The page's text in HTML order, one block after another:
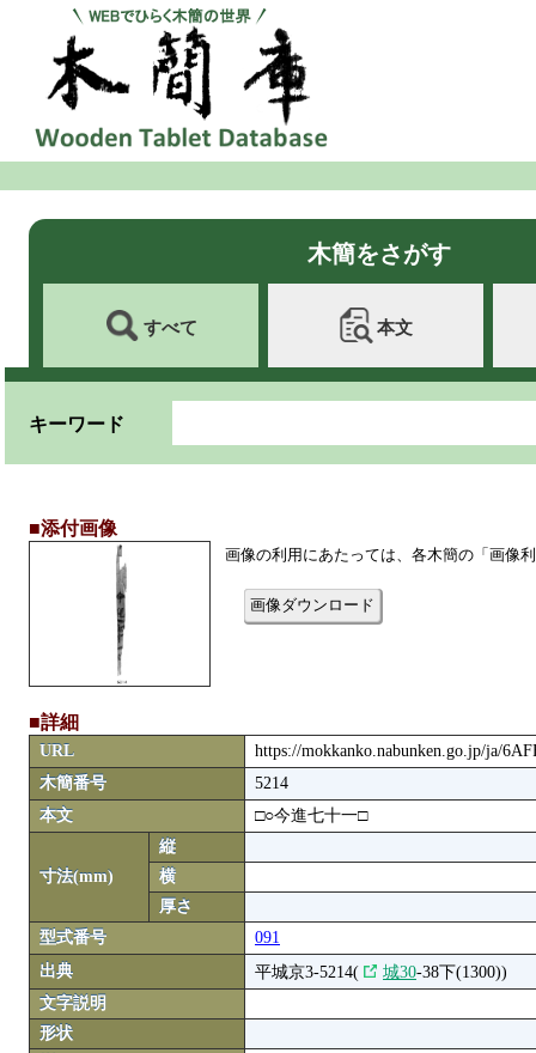
木簡をさがす
すべて 本文
キーワード
■添付画像
画像の利用にあたっては、各木簡の「画像
画像ダウンロード
■詳細
URL
https://mokkanko.nabunken.go.jp/ja/
木簡番号
5214
本文
□○今進七十一□
寸法(mm)
縦
横
厚さ
型式番号
091
出典
平城京3-5214( 城30-38下(1300))
文字説明
形状